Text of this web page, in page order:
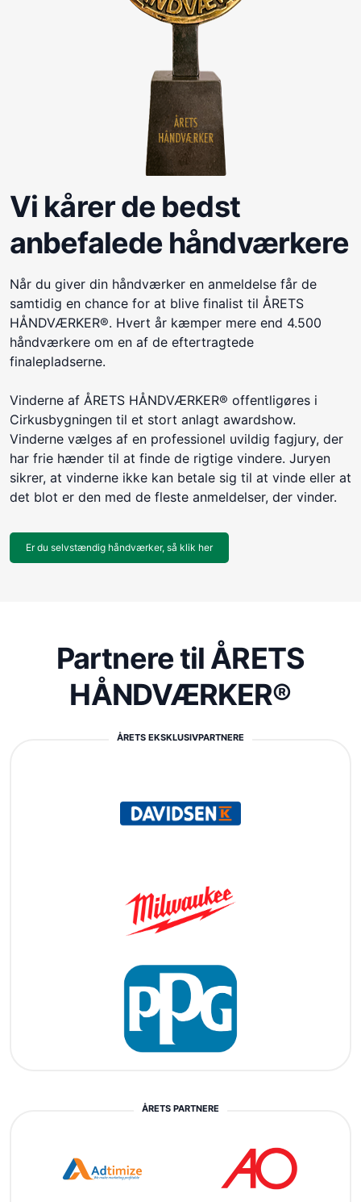
Vi kårer de bedst
anbefalede håndværkere
Når du giver din håndværker en anmeldelse får de
samtidig en chance for at blive finalist til ÅRETS
HÅNDVÆRKER®. Hvert år kæmper mere end 4.500
håndværkere om en af de eftertragtede
finalepladserne.
Vinderne af ÅRETS HÅNDVÆRKER® offentligøres i
Cirkusbygningen til et stort anlagt awardshow.
Vinderne vælges af en professionel uvildig fagjury, der
har frie hænder til at finde de rigtige vindere. Juryen
sikrer, at vinderne ikke kan betale sig til at vinde eller at
det blot er den med de fleste anmeldelser, der vinder.
Er du selvstændig håndværker, så klik her
Partnere til ÅRETS
HÅNDVÆRKER®
ÅRETS EKSKLUSIVPARTNERE
ÅRETS PARTNERE